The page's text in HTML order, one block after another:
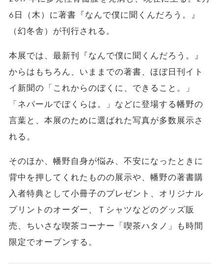
6日（木）に著書『なんで僕に聞くんだろう。』
（幻冬舎）が刊行される。
本展では、最新刊『なんで僕に聞くんだろう。』
からはもちろん、いままでの著書、ほぼ日刊イト
イ新聞の「これからのぼくに、できること。」
「ネパールでぼくらは。」などに登場する幡野の
言葉と、本展のために選ばれた写真が多数展示さ
れる。
そのほか、幡野自身が悩み、不安になったときに
背中を押してくれたものの展示や、幡野の著書購
入者特典として小冊子のプレゼント、オリジナル
プリントのオーダー、Ｔシャツなどのグッズ販
売、ちいさな喫茶コーナー「喫茶ハタノ」も時間
限定でオープンする。